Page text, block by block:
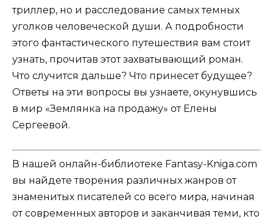
триллер, но и расследование самых темных
уголков человеческой души. А подробности
этого фантастического путешествия вам стоит
узнать, прочитав этот захватывающий роман.
Что случится дальше? Что принесет будущее?
Ответы на эти вопросы вы узнаете, окунувшись
в мир «Землянка на продажу» от Елены
Сергеевой.
В нашей онлайн-библиотеке Fantasy-Kniga.com
вы найдете творения различных жанров от
знаменитых писателей со всего мира, начиная
от современных авторов и заканчивая теми, кто